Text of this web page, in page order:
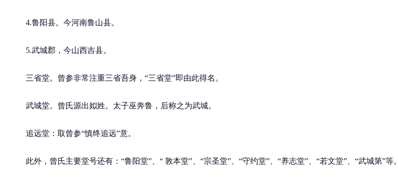
4.鲁阳县。今河南鲁山县。
5.武城郡，今山西吉县。
三省堂。曾参非常注重三省吾身，“三省堂”即由此得名。
武城堂。曾氏源出姒姓。太子巫奔鲁，后称之为武城。
追远堂：取曾参“慎终追远”意。
此外，曾氏主要堂号还有：“鲁阳堂”、“ 敦本堂”、“宗圣堂”、“守约堂”、“养志堂”、“若文堂”、“武城第”等。